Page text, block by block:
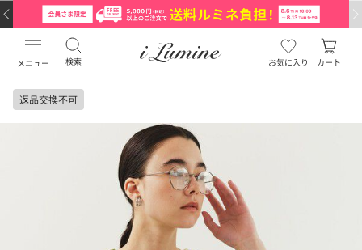
メニュー 検索 お気に入り カート
返品交換不可